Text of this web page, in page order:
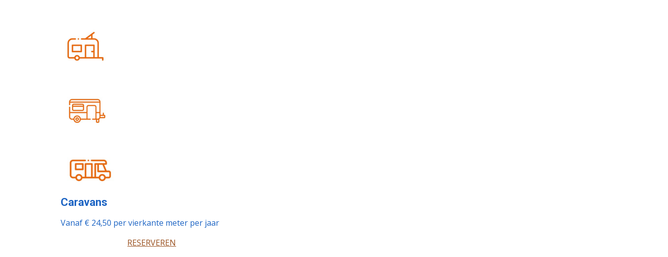
Caravans
Vanaf € 24,50 per vierkante meter per jaar
RESERVEREN